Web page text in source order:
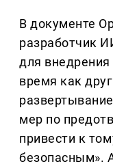
В документе
разработчик
для внедрения
время как
мер по
привести к
безопасным».